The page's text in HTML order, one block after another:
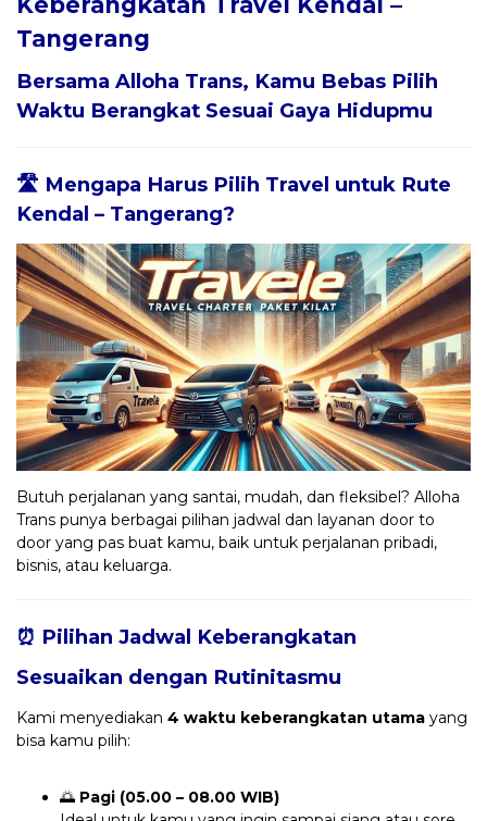
Tangerang
Bersama Alloha Trans, Kamu Bebas Pilih
Waktu Berangkat Sesuai Gaya Hidupmu
🛣️ Mengapa Harus Pilih Travel untuk Rute
Kendal – Tangerang?
Butuh perjalanan yang santai, mudah, dan fleksibel? Alloha
Trans punya berbagai pilihan jadwal dan layanan door to
door yang pas buat kamu, baik untuk perjalanan pribadi,
bisnis, atau keluarga.
⏰ Pilihan Jadwal Keberangkatan
Sesuaikan dengan Rutinitasmu
Kami menyediakan 4 waktu keberangkatan utama yang
bisa kamu pilih:
🌅 Pagi (05.00 – 08.00 WIB)